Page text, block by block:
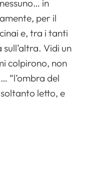
in
per il
e, tra i tanti
Vidi un
colpirono, non
“l’ombra del
letto, e